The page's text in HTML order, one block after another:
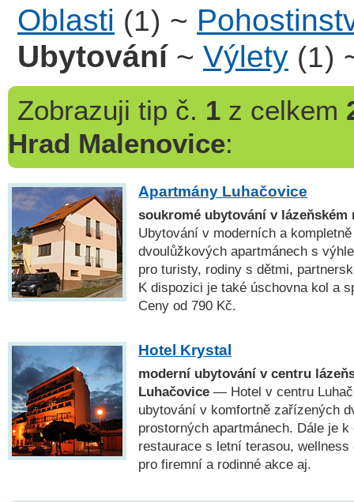
Oblasti (1) ~
Ubytování~ Výlety (1)
Zobrazuji tip č. 1z celkem
Hrad Malenovice:
Apartmány Luhačovice
soukromé ubytování v lázeňském
Ubytování v moderních a
dvoulůžkových apartmánech s
pro turisty, rodiny s dětmi,
K dispozici je také úschovna kol a
Ceny od 790 Kč.
Hotel Krystal
moderní ubytování v centru
Luhačovice — Hotel v centru
ubytování v komfortně zařízených
prostorných apartmánech. Dále je
restaurace s letní terasou,
pro firemní a rodinné akce aj.